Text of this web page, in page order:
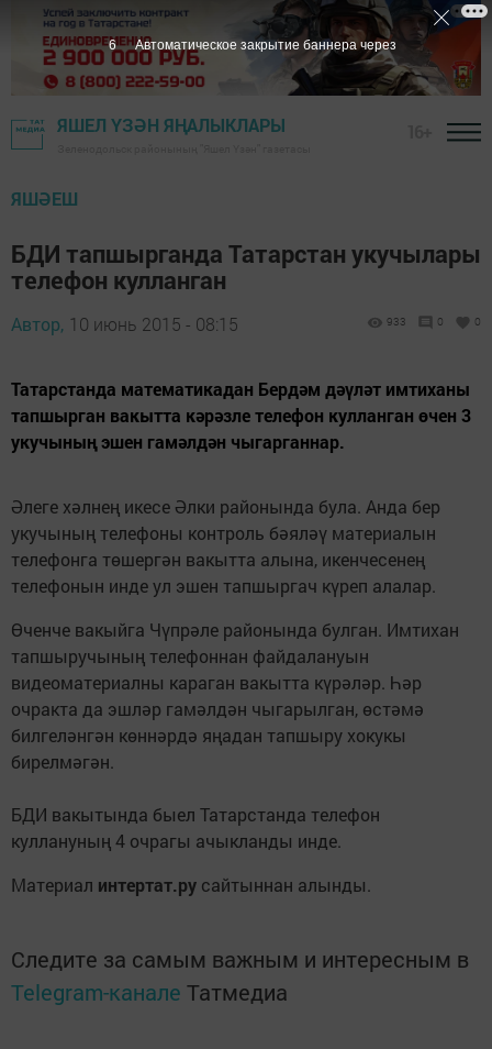
ЯШЕЛ ҮЗӘН ЯҢАЛЫКЛАРЫ
ЯШӘЕШ
БДИ тапшырганда Татарстан укучылары
телефон кулланган
Автор, 10 июнь 2015 - 08:15 933 0 0
Татарстанда математикадан Бердәм дәүләт имтиханы
тапшырган вакытта кәрәзле телефон кулланган өчен 3
укучының эшен гамәлдән чыгарганнар.
Әлеге хәлнең икесе Әлки районында була. Анда бер
укучының телефоны контроль бәяләү материалын
телефонга төшергән вакытта алына, икенчесенең
телефонын инде ул эшен тапшыргач күреп алалар.
Өченче вакыйга Чүпрәле районында булган. Имтихан
тапшыручының телефоннан файдалануын
видеоматериалны караган вакытта күрәләр. Һәр
очракта да эшләр гамәлдән чыгарылган, өстәмә
билгеләнгән көннәрдә яңадан тапшыру хокукы
бирелмәгән.
БДИ вакытында быел Татарстанда телефон
куллануның 4 очрагы ачыкланды инде.
Материал интертат.ру сайтыннан алынды.
Следите за самым важным и интересным в
Telegram-канале Татмедиа
5 Автоматическое закрытие баннера через